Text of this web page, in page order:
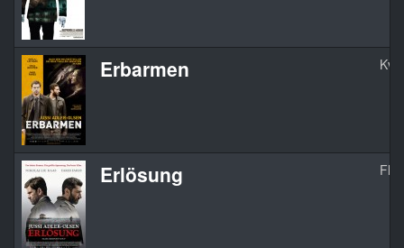
Erbarmen
Erlösung